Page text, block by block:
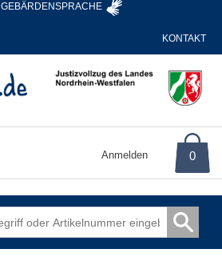
GEBÄRDENSPRACHE
KONTAKT
Anmelden 0